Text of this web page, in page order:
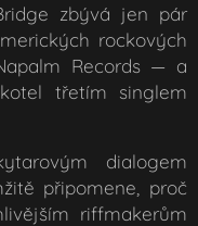
zbývá jen pár
rockových
Records — a
třetím singlem
dialogem
připomene, proč
riffmakerům